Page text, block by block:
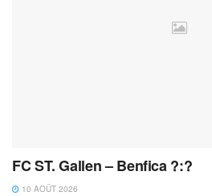
FC ST. Gallen – Benfica ?:?
10 AOÛT 2026